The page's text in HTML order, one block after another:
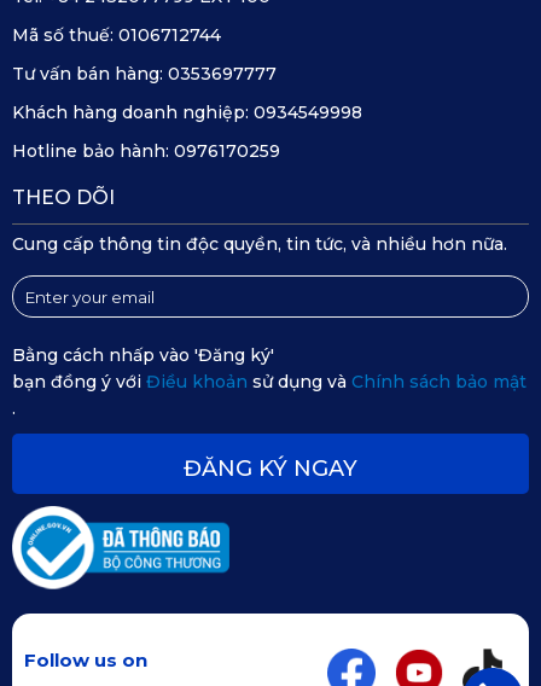
Thảm lót sàn ô tô Lexus LM 350 2021 - 2025
có an toàn cho sức khỏe không?
Bộ sản phẩm thảm lót sàn ô tô Lexus LM 350 2021 - 2025
do KATA sản xuất được kiểm định chất lượng nghiêm ngặt
trước khi mang đến tay người dùng. Vượt qua các bài kiểm
tra khắt khe, thảm KATA nói chung và thảm lót sàn Lexus LM
350 2021 - 2025 nói riêng đạt chứng nhận an toàn SGS,
RoHS2. Theo đó, sản phẩm không gây hại cho sức khỏe,
bao gồm cả trẻ em.
Mã số thuế: 0106712744
Tư vấn bán hàng: 0353697777
Khách hàng doanh nghiệp: 0934549998
Hotline bảo hành: 0976170259
THEO DÕI
Cung cấp thông tin độc quyền, tin tức, và nhiều hơn nữa.
Bằng cách nhấp vào 'Đăng ký'
bạn đồng ý với Điều khoản sử dụng và Chính sách bảo mật
.
ĐĂNG KÝ NGAY
Follow us on